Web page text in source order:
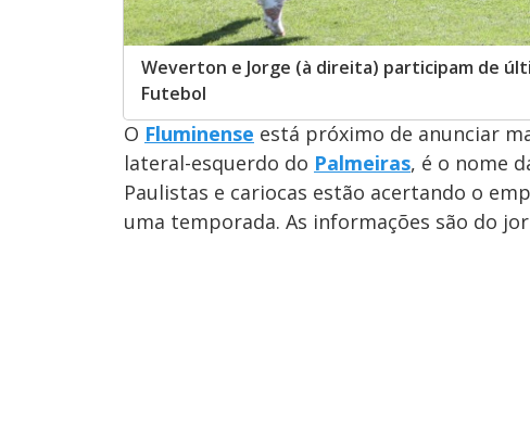
Weverton e Jorge (à direita) participam de
Futebol
O Fluminense está próximo de anunciar
lateral-esquerdo do Palmeiras, é o nome
Paulistas e cariocas estão acertando o
uma temporada. As informações são do